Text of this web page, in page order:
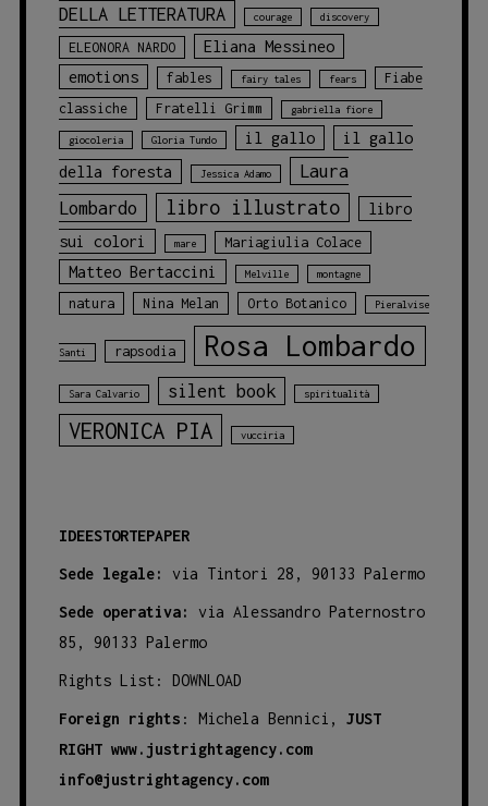
DELLA LETTERATURA
courage discovery
ELEONORA NARDO
Eliana Messineo
emotions
fables fairy tales fears
Fiabe
classiche
Fratelli Grimm gabriella fiore
giocoleria Gloria Tundo il gallo
il gallo
della foresta
Jessica Adamo
Laura
Lombardo
libro illustrato
libro
sui colori
mare Mariagiulia Colace
Matteo Bertaccini Melville montagne
natura Nina Melan Orto Botanico Pieralvise
Santi rapsodia Rosa Lombardo
Sara Calvario silent book spiritualità
VERONICA PIA vucciria
IDEESTORTEPAPER
Sede legale: via Tintori 28, 90133 Palermo
Sede operativa:
via Alessandro Paternostro
85, 90133 Palermo
Rights List: DOWNLOAD
Foreign rights : Michela Bennici, JUST
RIGHT www.justrightagency.com
info@justrightagency.com